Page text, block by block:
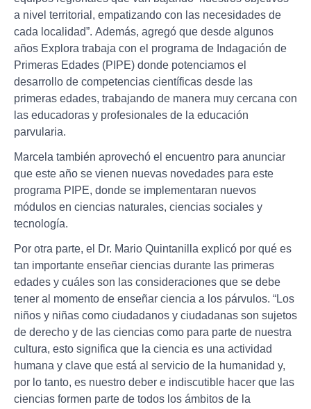
a nivel territorial, empatizando con las necesidades de
cada localidad”. Además, agregó que desde algunos
años Explora trabaja con el programa de Indagación de
Primeras Edades (PIPE) donde potenciamos el
desarrollo de competencias científicas desde las
primeras edades, trabajando de manera muy cercana con
las educadoras y profesionales de la educación
parvularia.
Marcela también aprovechó el encuentro para anunciar
que este año se vienen nuevas novedades para este
programa PIPE, donde se implementaran nuevos
módulos en ciencias naturales, ciencias sociales y
tecnología.
Por otra parte, el Dr. Mario Quintanilla explicó por qué es
tan importante enseñar ciencias durante las primeras
edades y cuáles son las consideraciones que se debe
tener al momento de enseñar ciencia a los párvulos. “Los
niños y niñas como ciudadanos y ciudadanas son sujetos
de derecho y de las ciencias como para parte de nuestra
cultura, esto significa que la ciencia es una actividad
humana y clave que está al servicio de la humanidad y,
por lo tanto, es nuestro deber e indiscutible hacer que las
ciencias formen parte de todos los ámbitos de la